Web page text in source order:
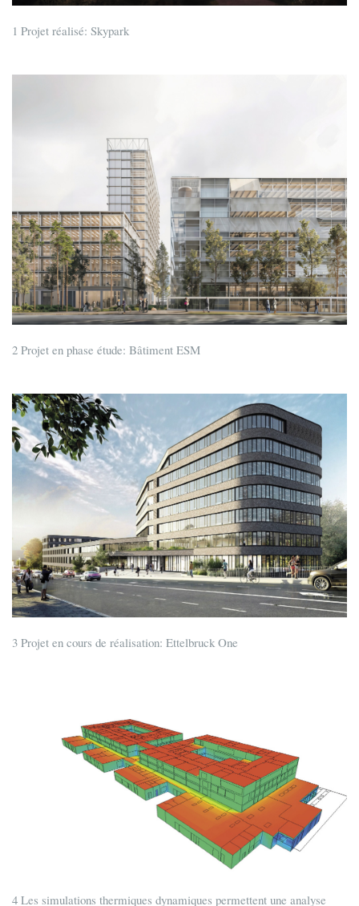
1 Projet réalisé: Skypark
2 Projet en phase étude: Bâtiment ESM
3 Projet en cours de réalisation: Ettelbruck One
4 Les simulations thermiques dynamiques permettent une analyse